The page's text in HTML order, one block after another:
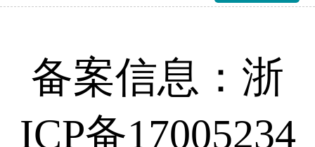
备案信息：浙
ICP备17005234